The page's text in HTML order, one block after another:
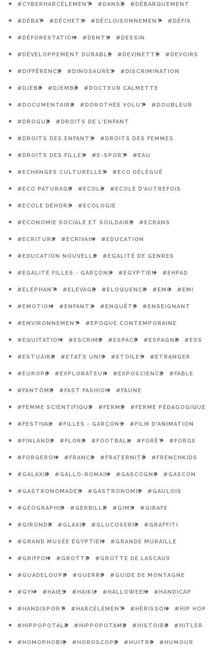
#CYBERHARCÈLEMENT #DANSE #DÉBARQUEMENT
#DÉBAT #DÉCHETS #DÉCLOISONNEMENT #DÉFIS
#DÉFORESTATION #DENTS #DESSIN
#DÉVELOPPEMENT DURABLE #DEVINETTE #DEVOIRS
#DIFFÉRENCE #DINOSAURES #DISCRIMINATION
#DJEBÉ #DJEMBÉ #DOCTEUR CALMETTE
#DOCUMENTAIRE #DOROTHÉE VOLUT #DOUBLEUR
#DROGUE #DROITS DE L'ENFANT
#DROITS DES ENFANTS #DROITS DES FEMMES
#DROITS DES FILLES #E-SPORT #EAU
#ECHANGES CULTURELLES #ECO DÉLÉGUÉ
#ECO PATURAGE #ECOLE #ECOLE D'AUTREFOIS
#ECOLE DEHORS #ECOLOGIE
#ECONOMIE SOCIALE ET SOILDAIRE #ECRANS
#ECRITURE #ECRIVAIN #EDUCATION
#EDUCATION NOUVELLE #EGALITÉ DE GENRES
#EGALITÉ FILLES - GARÇONS #EGYPTIEN #EHPAD
#ELÉPHANT #ELEVAGE #ELOQUENCE #EMC #EMI
#EMOTION #ENFANTS #ENQUÊTE #ENSEIGNANT
#ENVIRONNEMENT #EPOQUE CONTEMPORAINE
#EQUITATION #ESCRIME #ESPACE #ESPAGNE #ESS
#ESTUAIRE #ETATS UNIS #ETOILES #ETRANGER
#EUROPE #EXPLORATEUR #EXPOSCIENCE #FABLE
#FANTÔME #FAST FASHION #FAUNE
#FEMME SCIENTIFIQUE #FERME #FERME PÉDAGOGIQUE
#FESTIVAL #FILLES - GARÇONS #FILM D'ANIMATION
#FINLANDE #FLORE #FOOTBALL #FORÊT #FORGE
#FORGERON #FRANCE #FRATERNITÉ #FRENCHKIDS
#GALAXIE #GALLO-ROMAIN #GASCOGNE #GASCON
#GASTRONOMADES #GASTRONOMIE #GAULOIS
#GÉOGRAPHIE #GERBILLE #GIMS #GIRAFE
#GIRONDE #GLAXIE #GLUCOSERIE #GRAFFITI
#GRAND MUSÉE ÉGYPTIEN #GRANDE MURAILLE
#GRIFFON #GROTTE #GROTTE DE LASCAUX
#GUADELOUPE #GUERRE #GUIDE DE MONTAGNE
#GYM #HAIES #HAIKU #HALLOWEEN #HANDICAP
#HANDISPORT #HARCÈLEMENT #HÉRISSON #HIP HOP
#HIPPOPOTALE #HIPPOPOTAME #HISTOIRE #HITLER
#HOMOPHOBIE #HOROSCOPE #HUITRE #HUMOUR